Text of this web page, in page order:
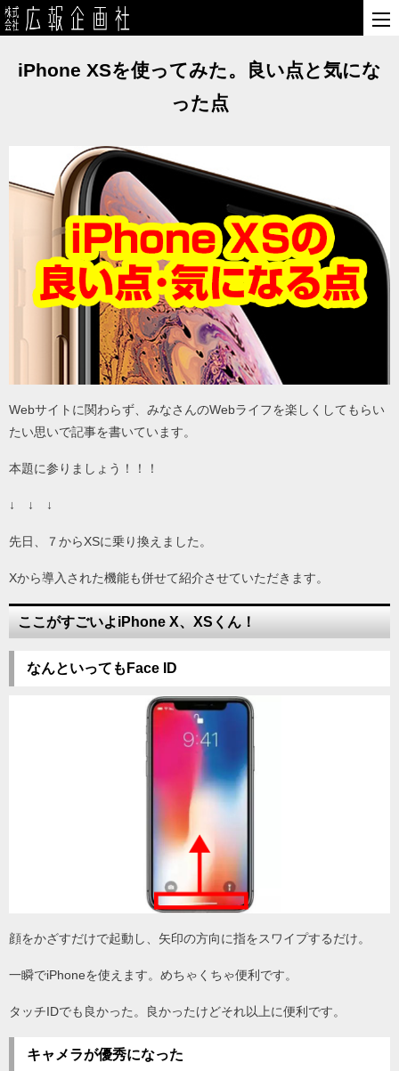
iPhone XSを使ってみた。良い点と気にな
った点
Webサイトに関わらず、みなさんのWebライフを楽しくしてもらい
たい思いで記事を書いています。
本題に参りましょう！！！
↓ ↓ ↓
先日、７からXSに乗り換えました。
Xから導入された機能も併せて紹介させていただきます。
ここがすごいよiPhone X、XSくん！
なんといってもFace ID
顔をかざすだけで起動し、矢印の方向に指をスワイプするだけ。
一瞬でiPhoneを使えます。めちゃくちゃ便利です。
タッチIDでも良かった。良かったけどそれ以上に便利です。
キャメラが優秀になった